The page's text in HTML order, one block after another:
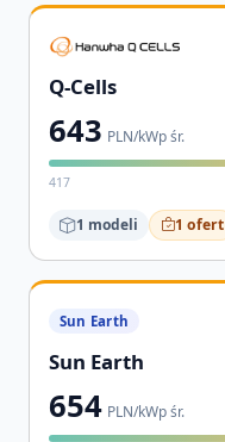
Q-Cells
643 PLN/kWp śr.
417
1 modeli 1 ofert
Sun Earth
654 PLN/kWp śr.